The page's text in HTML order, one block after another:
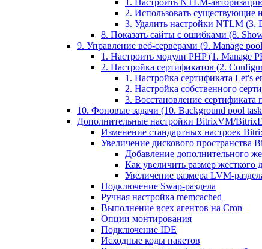
1. Настроить NTLM-
2. Использовать существующие
3. Удалить настройки NTLM (3.
8. Показать сайты с ошибками (8.
9. Управление веб-серверами (9. Manage
1. Настроить модули PHP (1. Manage
2. Настройка сертификатов (2.
1. Настройка сертификата Let's
2. Настройка собственного
3. Восстановление
10. Фоновые задачи (10. Background pool
Дополнительные настройки BitrixVM/
Изменение стандартных настроек
Увеличение дискового пространства
Добавление дополнительного
Как увеличить размер
Увеличение размера LVM-
Подключение Swap-раздела
Ручная настройка memcached
Выполнение всех агентов на Cron
Опции монтирования
Подключение IDE
Исходные коды пакетов